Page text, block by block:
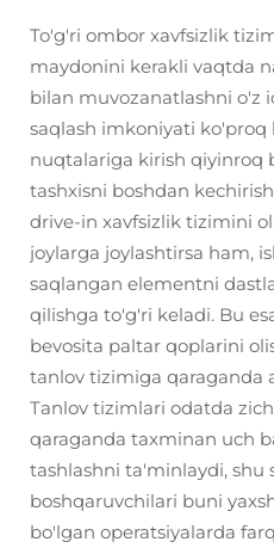
To'g'ri ombor xavfsizlik
maydonini kerakli vaqtda
bilan muvozanatlashni o'z
saqlash imkoniyati ko'proq
nuqtalariga kirish qiyinroq
tashxisni boshdan
drive-in xavfsizlik tizimini
joylarga joylashtirsa ham,
saqlangan elementni
qilishga to'g'ri keladi. Bu
bevosita paltar qoplarini
tanlov tizimiga qaraganda
Tanlov tizimlari odatda
qaraganda taxminan uch
tashlashni ta'minlaydi, shu
boshqaruvchilari buni
bo'lgan operatsiyalarda